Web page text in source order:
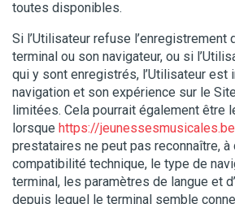
toutes disponibles.
Si l’Utilisateur refuse l’enregistrement
terminal ou son navigateur, ou si
qui y sont enregistrés, l’Utilisateur est
navigation et son expérience sur le
limitées. Cela pourrait également être
lorsque https://jeunessesmusicales.be
prestataires ne peut pas reconnaître,
compatibilité technique, le type de
terminal, les paramètres de langue et
depuis lequel le terminal semble